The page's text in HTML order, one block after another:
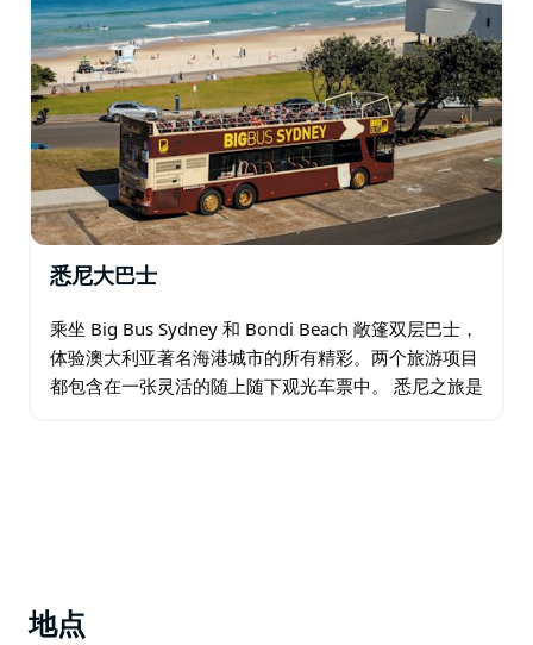
悉尼大巴士
乘坐 Big Bus Sydney 和 Bondi Beach 敞篷双层巴士，
体验澳大利亚著名海港城市的所有精彩。两个旅游项目
都包含在一张灵活的随上随下观光车票中。 悉尼之旅是
地点